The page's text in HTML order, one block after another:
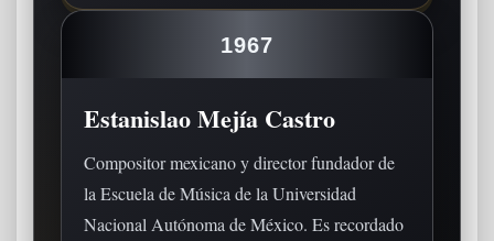
1967
Estanislao Mejía Castro
Compositor mexicano y director fundador de
la Escuela de Música de la Universidad
Nacional Autónoma de México. Es recordado